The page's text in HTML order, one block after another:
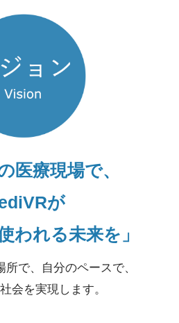
医療現場で、
が
われる未来を」
で、自分のペースで、
会を実現します。